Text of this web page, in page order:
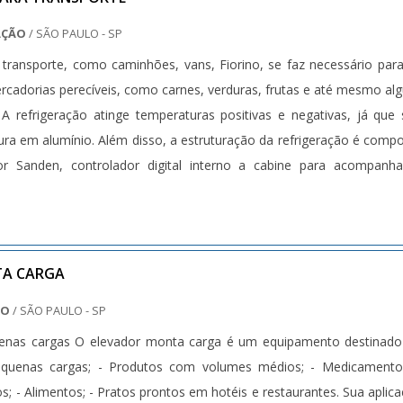
caixa, mais do que visar apenas lucratividade, deve oferecer
ótima qualidade e excelente custo-benefício, pontos
planejamento de empresas que visam apenas o lucro,
muitas formas diferentes de demonstrar
área de atuação. Boas razões pelas quais a Bento Carrinhos
quando buscar por carrinho caixa: Comprometida
Altamente qualificada; Inovadora; Segura. EFICIÊNCIA E
na Bento Carrinhos é possível encontrar o que há de melhor
de olho no mercado, traz novidades em itens como carrinhos
se deve ao fato de a empresa ser comprometida com os
suficiente para atender todas as demandas. Tudo isso,
equipe de colaboradores proativos e trabalhadores de alta
cada cliente de ponta a ponta..
/ SÃO PAULO - SP
como caminhões, vans, Fiorino, se faz necessário
perecíveis, como carnes, verduras, frutas e até mesmo
refrigeração atinge temperaturas positivas e negativas, já que
em alumínio. Além disso, a estruturação da refrigeração é
Sanden, controlador digital interno a cabine para
CARGA
/ SÃO PAULO - SP
cargas O elevador monta carga é um equipamento
cargas; - Produtos com volumes médios; -
- Alimentos; - Pratos prontos em hotéis e restaurantes. Sua